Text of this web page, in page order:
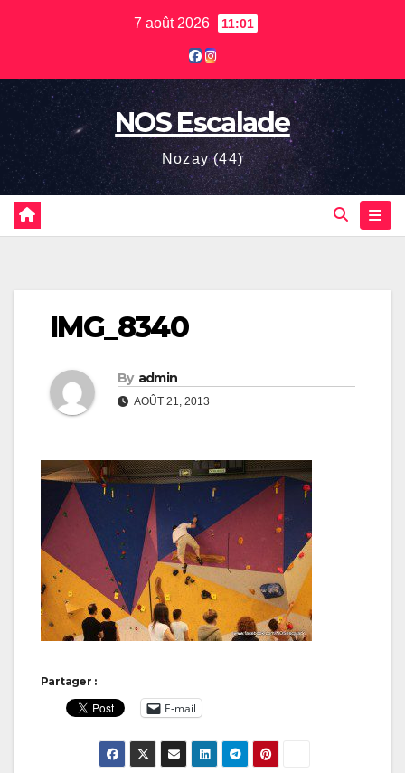
7 août 2026 11:01
NOS Escalade
Nozay (44)
IMG_8340
By admin
AOÛT 21, 2013
Partager :
E-mail